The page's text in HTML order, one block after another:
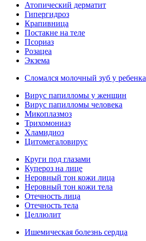
Атопический дерматит
Гипергидроз
Крапивница
Постакне на теле
Псориаз
Розацеа
Экзема
Сломался молочный зуб у ребенка
Вирус папилломы у женщин
Вирус папилломы человека
Микоплазмоз
Трихомониаз
Хламидиоз
Цитомегаловирус
Круги под глазами
Купероз на лице
Неровный тон кожи лица
Неровный тон кожи тела
Отечность лица
Отечность тела
Целлюлит
Ишемическая болезнь сердца